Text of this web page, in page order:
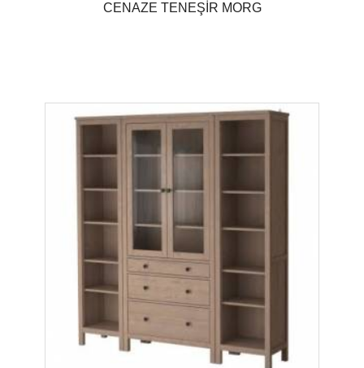
CENAZE TENEŞİR MORG